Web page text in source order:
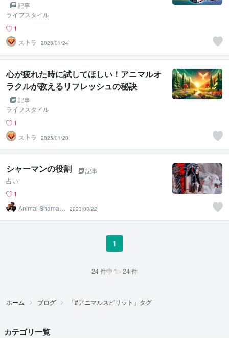
記事
ライフスタイル
1
ス卜ラ
2025/01/24
心が疲れた時に試してほしい！アニマルオ
ラクルが教えるリフレッシュの秘訣
記事
ライフスタイル
1
ス卜ラ
2025/01/20
シャーマンの役割
記事
占い
1
Animal Shamani
2023/03/22
1
24件中 1 - 24件
ホーム ブログ 「#アニマルスピリット」タグ
カテゴリ一覧